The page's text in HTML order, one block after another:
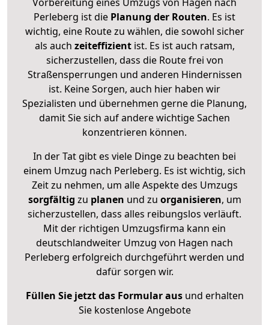
Perleberg ist die Planung der Routen. Es ist
wichtig, eine Route zu wählen, die sowohl sicher
als auch zeiteffizientist. Es ist auch ratsam,
sicherzustellen, dass die Route frei von
Straßensperrungen und anderen Hindernissen
ist. Keine Sorgen, auch hier haben wir
Spezialisten und übernehmen gerne die Planung,
damit Sie sich auf andere wichtige Sachen
konzentrieren können.
In der Tat gibt es viele Dinge zu beachten bei
einem Umzug nach Perleberg. Es ist wichtig, sich
Zeit zu nehmen, um alle Aspekte des Umzugs
sorgfältig zu planen und zu organisieren, um
sicherzustellen, dass alles reibungslos verläuft.
Mit der richtigen Umzugsfirma kann ein
deutschlandweiter Umzug von Hagen nach
Perleberg erfolgreich durchgeführt werden und
dafür sorgen wir.
Füllen Sie jetzt das Formular ausund erhalten
Sie kostenlose Angebote